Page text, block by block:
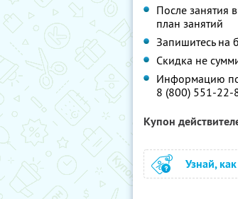
После занятия
план занятий
Запишитесь на
Скидка не
Информацию по
8 (800) 551-22-
Купон
Узнай,